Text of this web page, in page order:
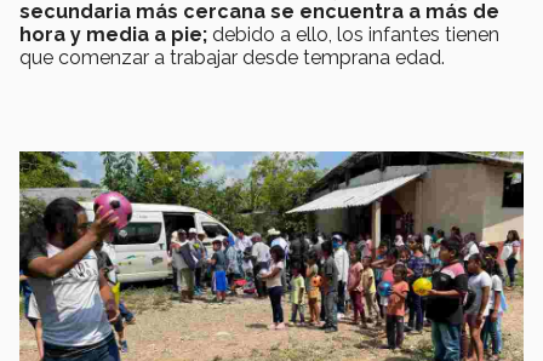
secundaria más cercana se encuentra a más de
hora y media a pie; debido a ello, los infantes tienen
que comenzar a trabajar desde temprana edad.